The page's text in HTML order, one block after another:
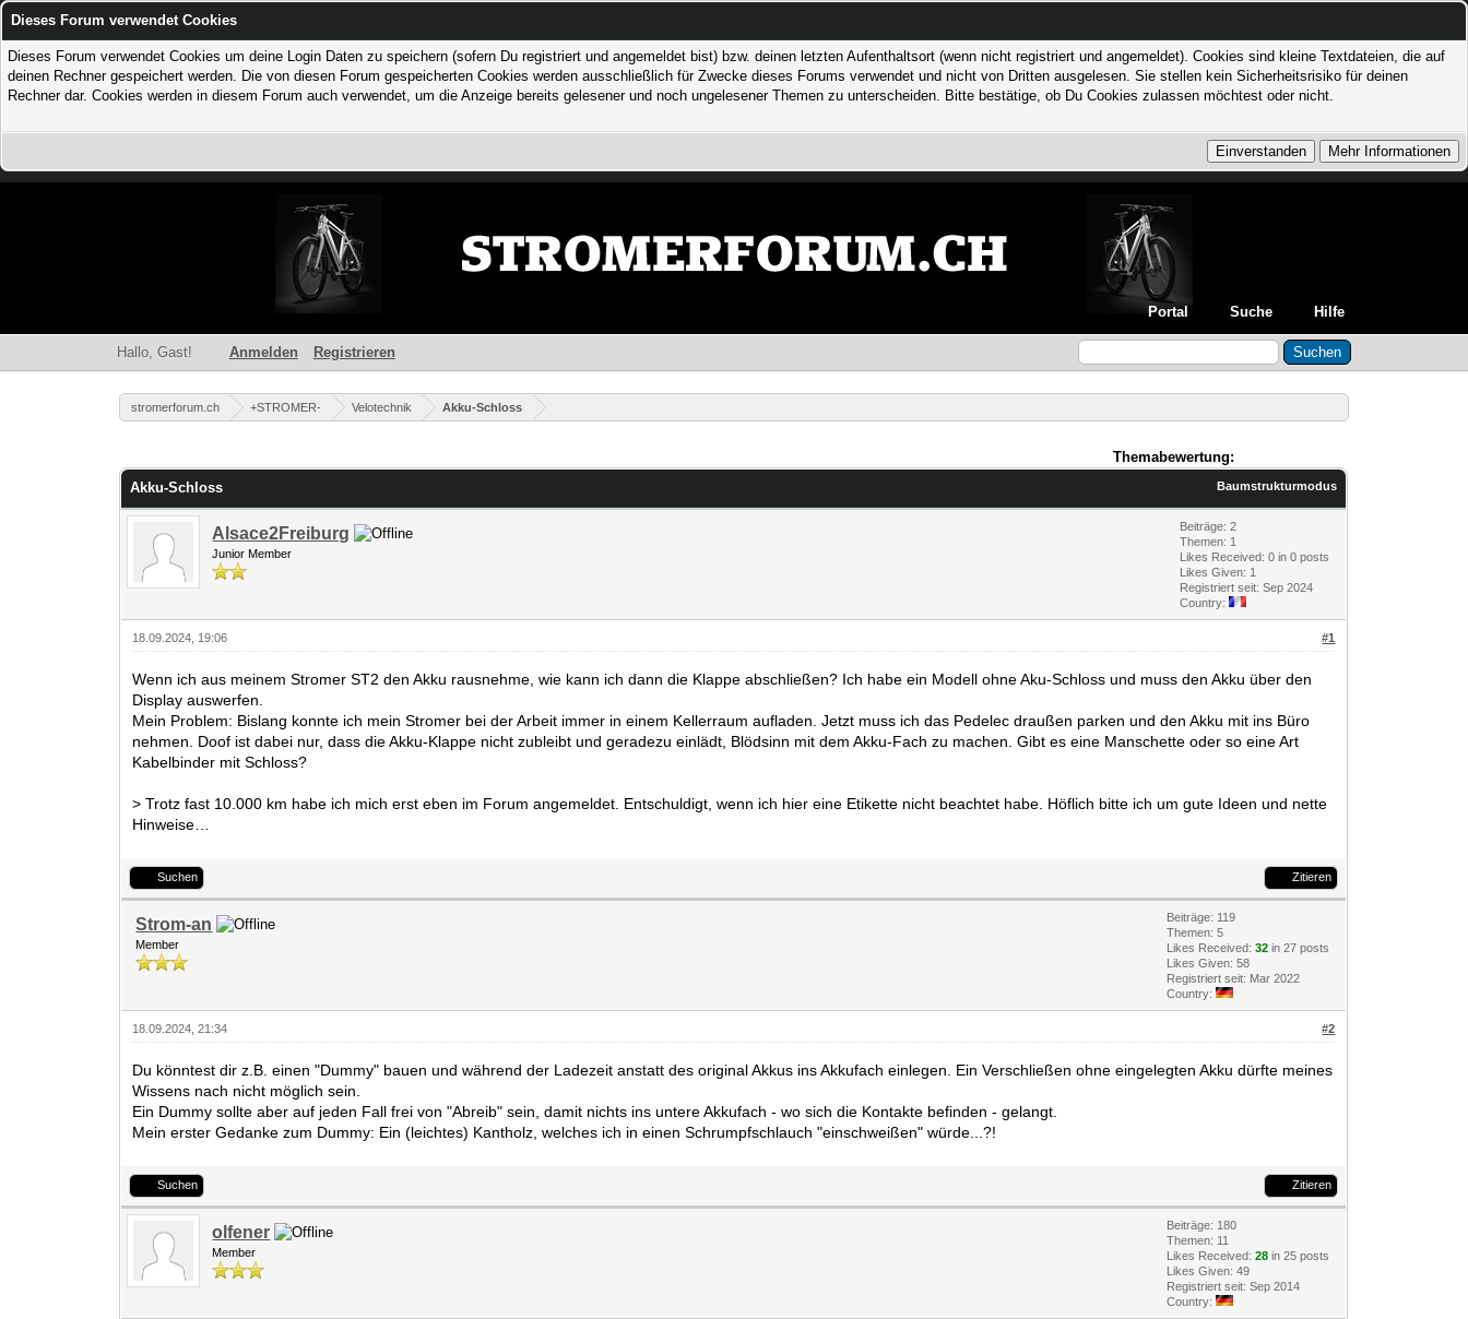
Dieses Forum verwendet Cookies
Dieses Forum verwendet Cookies um deine Login Daten zu speichern (sofern Du registriert und angemeldet bist) bzw. deinen letzten Aufenthaltsort (wenn nicht registriert und angemeldet). Cookies sind kleine Textdateien, die auf
deinen Rechner gespeichert werden. Die von diesen Forum gespeicherten Cookies werden ausschließlich für Zwecke dieses Forums verwendet und nicht von Dritten ausgelesen. Sie stellen kein Sicherheitsrisiko für deinen
Rechner dar. Cookies werden in diesem Forum auch verwendet, um die Anzeige bereits gelesener und noch ungelesener Themen zu unterscheiden. Bitte bestätige, ob Du Cookies zulassen möchtest oder nicht.
Portal Suche Hilfe
Hallo, Gast! Anmelden Registrieren
stromerforum.ch +STROMER- Velotechnik Akku-Schloss
Themabewertung:
Baumstrukturmodus
Akku-Schloss
Alsace2Freiburg
Junior Member
Beiträge: 2
Themen: 1
Likes Received:0 in 0 posts
Likes Given: 1
Registriert seit: Sep 2024
Country:
#1
18.09.2024, 19:06
Wenn ich aus meinem Stromer ST2 den Akku rausnehme, wie kann ich dann die Klappe abschließen? Ich habe ein Modell ohne Aku-Schloss und muss den Akku über den
Display auswerfen.
Mein Problem: Bislang konnte ich mein Stromer bei der Arbeit immer in einem Kellerraum aufladen. Jetzt muss ich das Pedelec draußen parken und den Akku mit ins Büro
nehmen. Doof ist dabei nur, dass die Akku-Klappe nicht zubleibt und geradezu einlädt, Blödsinn mit dem Akku-Fach zu machen. Gibt es eine Manschette oder so eine Art
Kabelbinder mit Schloss?
> Trotz fast 10.000 km habe ich mich erst eben im Forum angemeldet. Entschuldigt, wenn ich hier eine Etikette nicht beachtet habe. Höflich bitte ich um gute Ideen und nette
Hinweise…
Suchen Zitieren
Strom-an
Member
Beiträge: 119
Themen: 5
Likes Received:32 in 27 posts
Likes Given: 58
Registriert seit: Mar 2022
Country:
#2
18.09.2024, 21:34
Du könntest dir z.B. einen "Dummy" bauen und während der Ladezeit anstatt des original Akkus ins Akkufach einlegen. Ein Verschließen ohne eingelegten Akku dürfte meines
Wissens nach nicht möglich sein.
Ein Dummy sollte aber auf jeden Fall frei von "Abreib" sein, damit nichts ins untere Akkufach - wo sich die Kontakte befinden - gelangt.
Mein erster Gedanke zum Dummy: Ein (leichtes) Kantholz, welches ich in einen Schrumpfschlauch "einschweißen" würde...?!
Suchen Zitieren
olfener
Member
Beiträge: 180
Themen: 11
Likes Received:28 in 25 posts
Likes Given: 49
Registriert seit: Sep 2014
Country: